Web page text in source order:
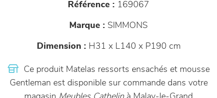
Référence : 169067
Marque : SIMMONS
Dimension : H31 x L140 x P190 cm
Ce produit Matelas ressorts ensachés et mousse
Gentleman est disponible sur commande dans votre